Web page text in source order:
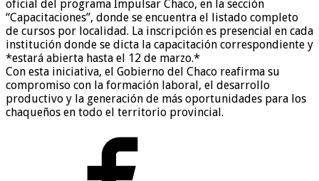
oficial del programa Impulsar Chaco, en la sección
“Capacitaciones”, donde se encuentra el listado completo
de cursos por localidad. La inscripción es presencial en cada
institución donde se dicta la capacitación correspondiente y
*estará abierta hasta el 12 de marzo.*
Con esta iniciativa, el Gobierno del Chaco reafirma su
compromiso con la formación laboral, el desarrollo
productivo y la generación de más oportunidades para los
chaqueños en todo el territorio provincial.